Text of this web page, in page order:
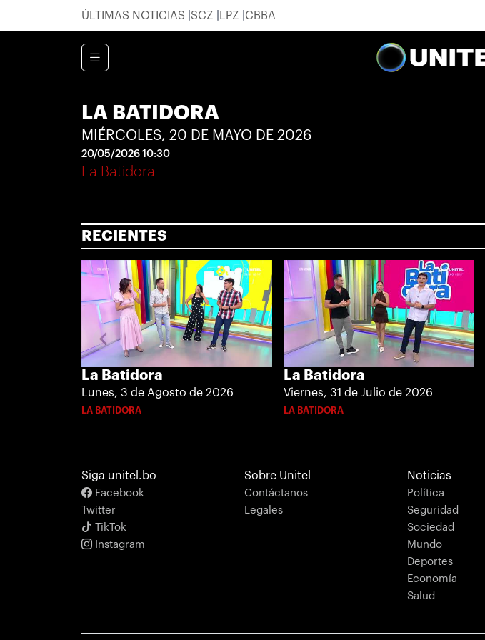
ÚLTIMAS NOTICIAS SCZ LPZ CBBA
LA BATIDORA
MIÉRCOLES, 20 DE MAYO DE 2026
20/05/2026 10:30
La Batidora
RECIENTES
La Batidora
Lunes, 3 de Agosto de 2026
LA BATIDORA
La Batidora
Viernes, 31 de Julio de 2026
LA BATIDORA
Siga unitel.bo
Facebook
Twitter
TikTok
Instagram
Sobre Unitel
Contáctanos
Legales
Noticias
Política
Seguridad
Sociedad
Mundo
Deportes
Economía
Salud